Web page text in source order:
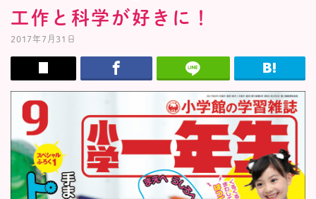
工作と科学が好きに！
2017年7月31日